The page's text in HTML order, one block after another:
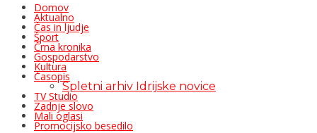
Domov
Aktualno
Čas in ljudje
Šport
Črna kronika
Gospodarstvo
Kultura
Časopis
Spletni arhiv Idrijske novice
TV Studio
Zadnje slovo
Mali oglasi
Promocijsko besedilo